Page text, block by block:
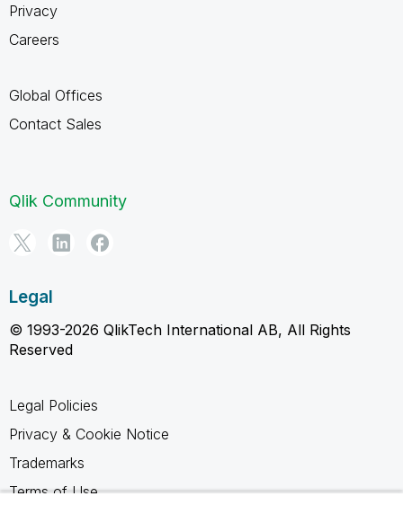
Privacy
Careers
Global Offices
Contact Sales
Qlik Community
Legal
© 1993-2026 QlikTech International AB, All Rights
Reserved
Legal Policies
Privacy & Cookie Notice
Trademarks
Terms of Use